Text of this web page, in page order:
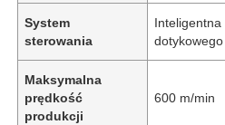
System
sterowania
Inteligentna
dotykowego
Maksymalna
prędkość
produkcji
600 m/min